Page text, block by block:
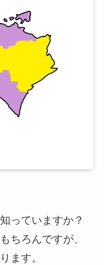
っていますか？
ちろんですが、
ます。